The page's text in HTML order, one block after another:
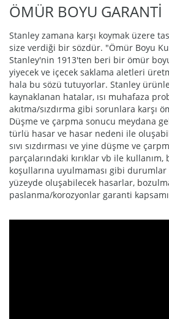
ÖMÜR BOYU GARANTİ
Stanley zamana karşı koymak üzere
size verdiği bir sözdür. "Ömür Boyu
Stanley'nin 1913'ten beri bir ömür
yiyecek ve içecek saklama aletleri
hala bu sözü tutuyorlar. Stanley
kaynaklanan hatalar, ısı muhafaza
akıtma/sızdırma gibi sorunlara karşı
Düşme ve çarpma sonucu meydana
türlü hasar ve hasar nedeni ile
sıvı sızdırması ve yine düşme ve
parçalarındaki kırıklar vb ile kullanım,
koşullarına uyulmaması gibi durumlar
yüzeyde oluşabilecek hasarlar,
paslanma/korozyonlar garanti